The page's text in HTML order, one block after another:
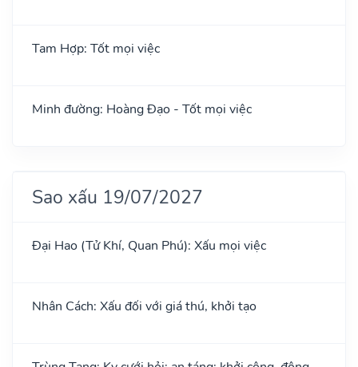
Tam Hợp: Tốt mọi việc
Minh đường: Hoàng Đạo - Tốt mọi việc
Sao xấu 19/07/2027
Đại Hao (Tử Khí, Quan Phú): Xấu mọi việc
Nhân Cách: Xấu đối với giá thú, khởi tạo